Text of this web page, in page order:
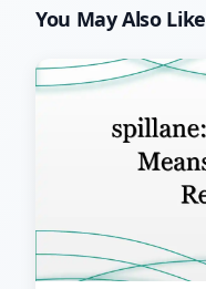
You May Also Like